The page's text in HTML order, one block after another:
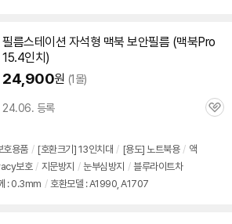
필름스테이션 자석형 맥북 보안필름 (맥북Pro
15.4인치)
24,900원 (1몰)
24.06. 등록
관
호용품 / [호환크기] 13인치대 / [용도] 노트북용 / 액
보호 / 지문방지 / 눈부심방지 / 블루라이트차
: 0.3mm / 호환모델 : A1990, A1707